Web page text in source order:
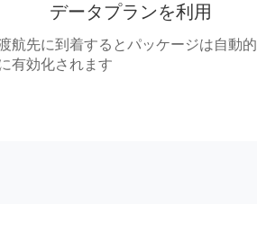
データプランを利用
航先に到着するとパッケージは自動的
有効化されます